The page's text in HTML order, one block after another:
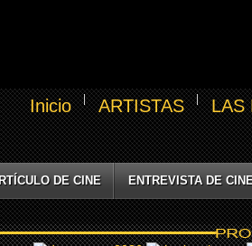
Inicio ARTISTAS LAS
DE CINE ENTREVISTA DE